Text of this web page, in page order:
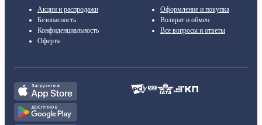
Акции и распродажи
Безопасность
Конфиденциальность
Оферта
Оформление и покупка
Возврат и обмен
Все вопросы и ответы